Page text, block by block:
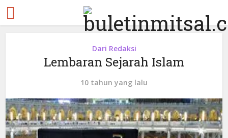
Dari Redaksi
Lembaran Sejarah Islam
10 tahun yang lalu